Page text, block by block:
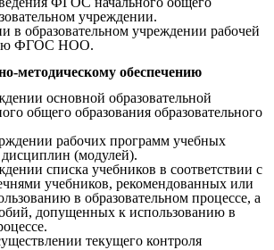
учреждении.
в образовательном учреждении рабочей
ФГОС НОО.
методическому обеспечению
основной образовательной
общего образования образовательного
рабочих программ учебных
(модулей).
списка учебников в соответствии с
учебников, рекомендованных или
в образовательном процессе, а
допущенных к использованию в
текущего контроля